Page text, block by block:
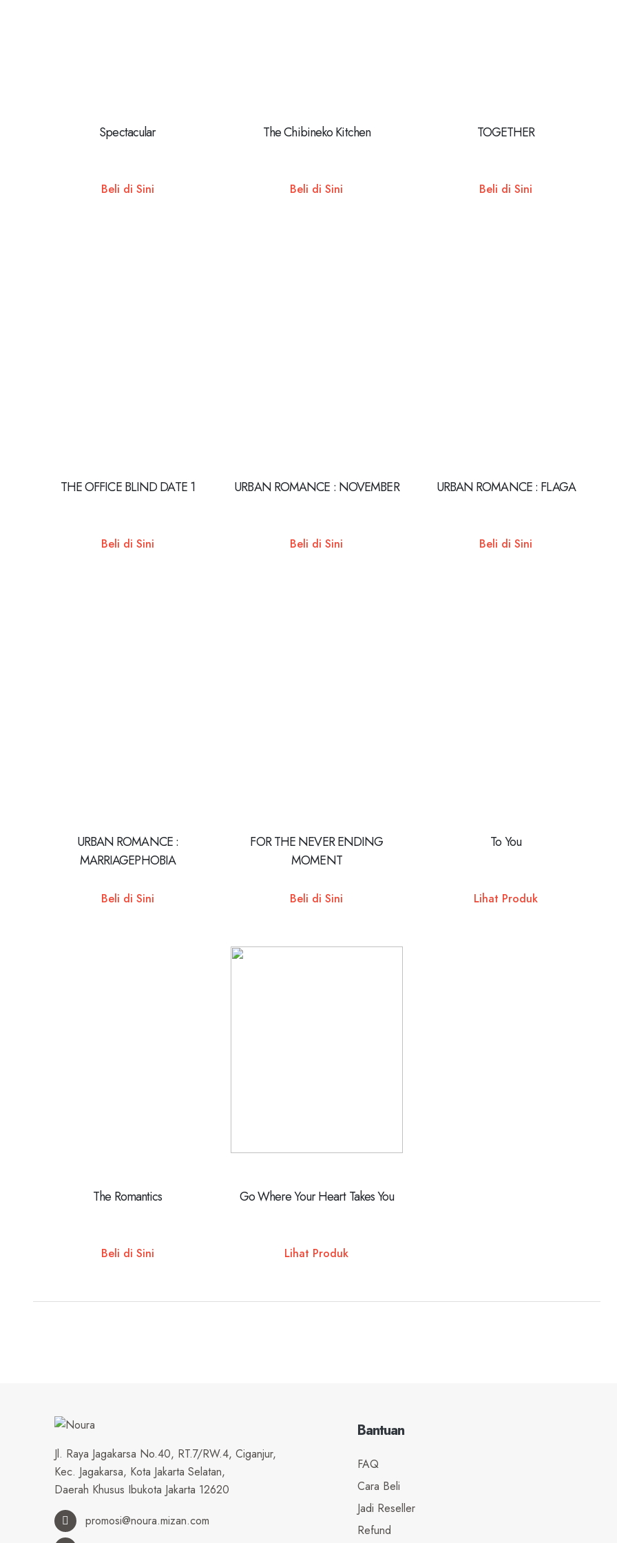
Spectacular
Beli di Sini
The Chibineko Kitchen
Beli di Sini
TOGETHER
Beli di Sini
THE OFFICE BLIND DATE 1
Beli di Sini
URBAN ROMANCE : NOVEMBER
Beli di Sini
URBAN ROMANCE : FLAGA
Beli di Sini
URBAN ROMANCE :
MARRIAGEPHOBIA
Beli di Sini
FOR THE NEVER ENDING
MOMENT
Beli di Sini
To You
Lihat Produk
The Romantics
Beli di Sini
Go Where Your Heart Takes You
Lihat Produk
Jl. Raya Jagakarsa No.40, RT.7/RW.4, Ciganjur,
Kec. Jagakarsa, Kota Jakarta Selatan,
Daerah Khusus Ibukota Jakarta 12620
promosi@noura.mizan.com
Bantuan
FAQ
Cara Beli
Jadi Reseller
Refund